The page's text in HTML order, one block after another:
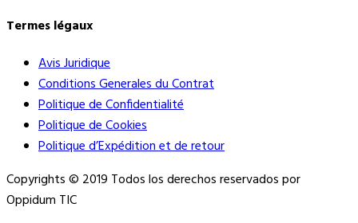
Termes légaux
Avis Juridique
Conditions Generales du Contrat
Politique de Confidentialité
Politique de Cookies
Politique d’Expédition et de retour
Copyrights © 2019 Todos los derechos reservados por
Oppidum TIC